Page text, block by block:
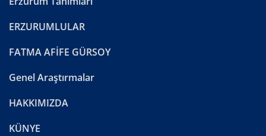
ERZURUMLULAR
FATMA AFİFE GÜRSOY
Genel Araştırmalar
HAKKIMIZDA
KÜNYE